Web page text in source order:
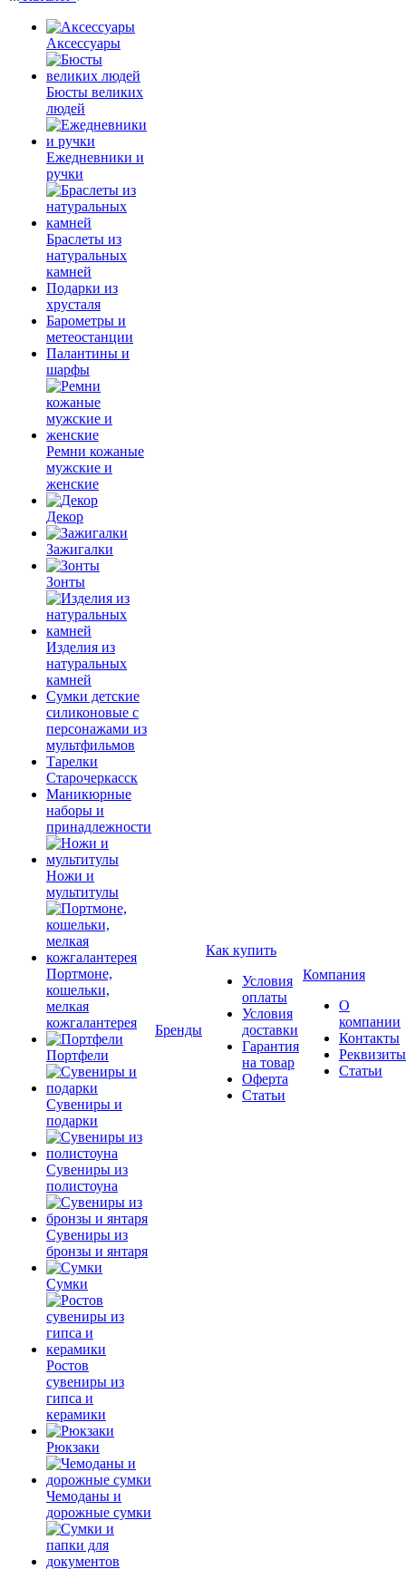
Аксессуары
Бюсты великих
людей
Ежедневники и
ручки
Браслеты из
натуральных
камней
Подарки из
хрусталя
Барометры и
метеостанции
Палантины и
шарфы
Ремни кожаные
мужские и
женские
Декор
Зажигалки
Зонты
Изделия из
натуральных
камней
Сумки детские
силиконовые с
персонажами из
мультфильмов
Тарелки
Старочеркасск
Маникюрные
наборы и
принадлежности
Ножи и
мультитулы
Портмоне,
кошельки,
мелкая
кожгалантерея
Портфели
Сувениры и
подарки
Сувениры из
полистоуна
Сувениры из
бронзы и янтаря
Сумки
Ростов
сувениры из
гипса и
керамики
Рюкзаки
Чемоданы и
дорожные сумки
Бренды
Как купить
Условия
оплаты
Условия
доставки
Гарантия
на товар
Оферта
Статьи
Компания
О
компании
Контакты
Реквизиты
Статьи